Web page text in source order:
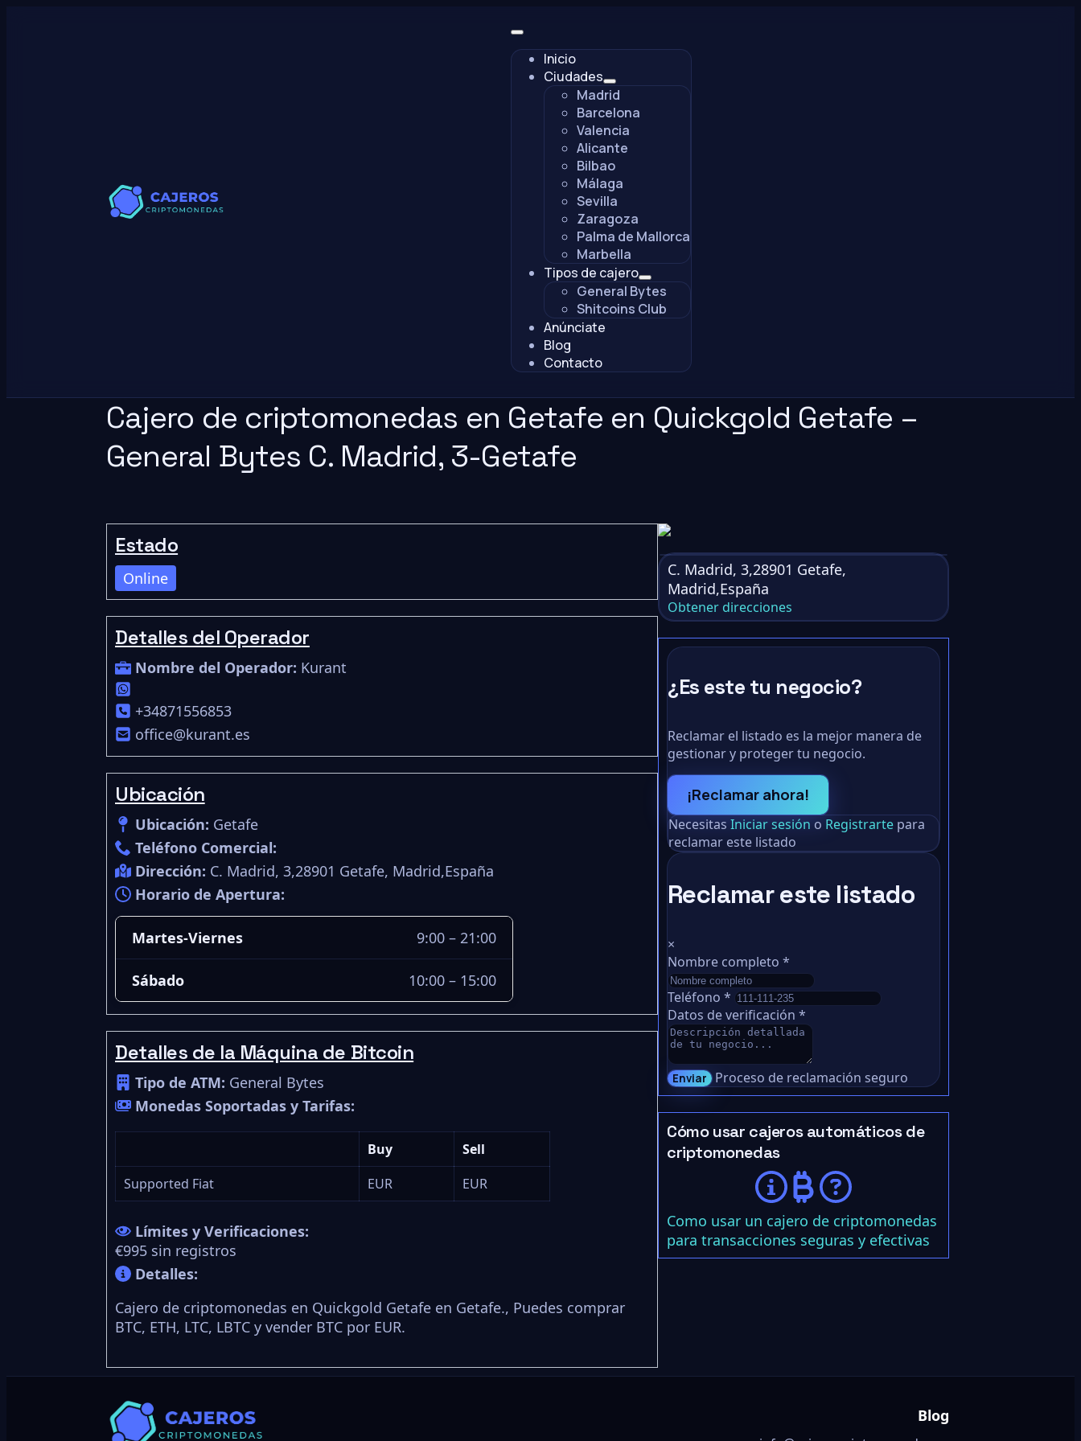
Inicio
Ciudades
Madrid
Barcelona
Valencia
Alicante
Bilbao
Málaga
Sevilla
Zaragoza
Palma de Mallorca
Marbella
Tipos de cajero
General Bytes
Shitcoins Club
Anúnciate
Blog
Contacto
Cajero de criptomonedas en Getafe en Quickgold Getafe –
General Bytes C. Madrid, 3-Getafe
Estado
Online
Detalles del Operador
Nombre del Operador: Kurant
+34871556853
office@kurant.es
Ubicación
Ubicación: Getafe
Teléfono Comercial:
Dirección: C. Madrid, 3,28901 Getafe, Madrid,España
Horario de Apertura:
Martes-Viernes 9:00 – 21:00
Sábado 10:00 – 15:00
Detalles de la Máquina de Bitcoin
Tipo de ATM: General Bytes
Monedas Soportadas y Tarifas:
Buy
Sell
Supported Fiat
EUR EUR
Límites y Verificaciones:
€995 sin registros
Detalles:
Cajero de criptomonedas en Quickgold Getafe en Getafe., Puedes comprar
BTC, ETH, LTC, LBTC y vender BTC por EUR.
C. Madrid, 3,28901 Getafe,
Madrid,España
Obtener direcciones
¿Es este tu negocio?
Reclamar el listado es la mejor manera de
gestionar y proteger tu negocio.
¡Reclamar ahora!
Necesitas Iniciar sesión o Registrarte para
reclamar este listado
Reclamar este listado
×
Nombre completo *
Teléfono *
Datos de verificación *
Enviar Proceso de reclamación seguro
Cómo usar cajeros automáticos de
criptomonedas
Como usar un cajero de criptomonedas
para transacciones seguras y efectivas
Blog